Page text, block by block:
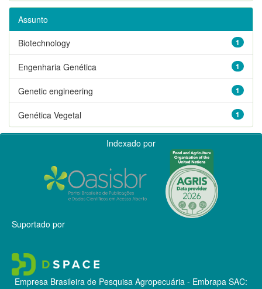
Assunto
1
Biotechnology
1
Engenharia Genética
1
Genetic engineering
1
Genética Vegetal
Indexado por
Suportado por
Empresa Brasileira de Pesquisa Agropecuária - Embrapa SAC: